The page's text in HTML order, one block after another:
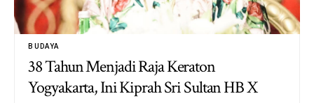
BUDAYA
38 Tahun Menjadi Raja Keraton
Yogyakarta, Ini Kiprah Sri Sultan HB X